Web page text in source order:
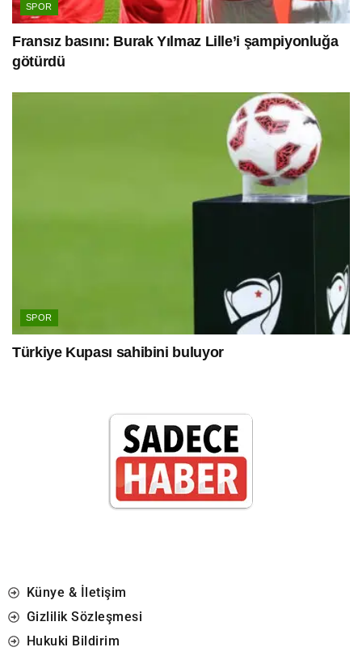
SPOR
Fransız basını: Burak Yılmaz Lille’i şampiyonluğa
götürdü
SPOR
Türkiye Kupası sahibini buluyor
Künye & İletişim
Gizlilik Sözleşmesi
Hukuki Bildirim